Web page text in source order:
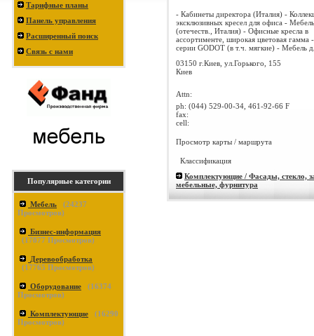
Тарифные планы
Панель управления
Расширенный поиск
Связь с нами
Популярные категории
Мебель (24237
Просмотров)
Бизнес-информация
(17877 Просмотров)
Деревообработка
(17765 Просмотров)
Оборудование (16374
Просмотров)
Комплектующие (16290
Просмотров)
- Кабинеты директора (Италия) -
эксклюзивных кресел для офиса -
(отечеств., Италия) - Офисные кресла в
ассортименте, широкая цветовая гамма
серии GODOT (в т.ч. мягкие) - Мебель
03150 г.Киев, ул.Горького, 155
Киев
Attn:
ph: (044) 529-00-34, 461-92-66 F
fax:
cell:
Просмотр карты / маршрута
Классификация
Комплектующие / Фасады, стекло,
мебельные, фурнитура